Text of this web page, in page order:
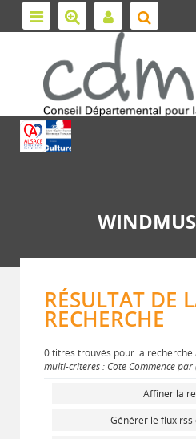
RÉSULTAT DE
RECHERCHE
0 titres trouvés pour la recherche
multi-critères : Cote Commence par
Affiner la
Générer le flux rss